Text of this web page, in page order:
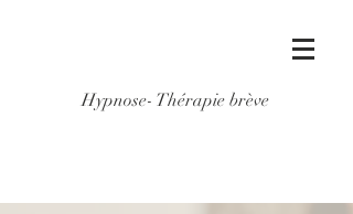
Hypnose- Thérapie brève